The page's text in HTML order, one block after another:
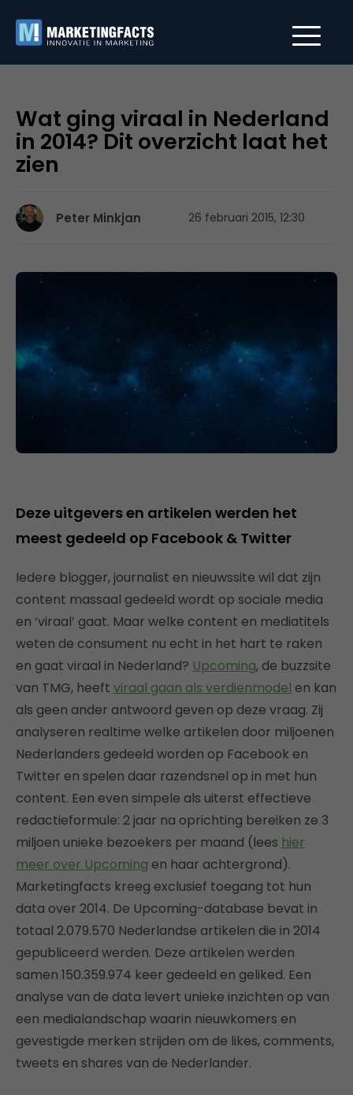
Wat ging viraal in Nederland
in 2014? Dit overzicht laat het
zien
Peter Minkjan 26 februari 2015, 12:30
Deze uitgevers en artikelen werden het
meest gedeeld op Facebook & Twitter
Iedere blogger, journalist en nieuwssite wil dat zijn
content massaal gedeeld wordt op sociale media
en ‘viraal’ gaat. Maar welke content en mediatitels
weten de consument nu echt in het hart te raken
en gaat viraal in Nederland? Upcoming, de buzzsite
van TMG, heeft viraal gaan als verdienmodel en kan
als geen ander antwoord geven op deze vraag. Zij
analyseren realtime welke artikelen door miljoenen
Nederlanders gedeeld worden op Facebook en
Twitter en spelen daar razendsnel op in met hun
content. Een even simpele als uiterst effectieve
redactieformule: 2 jaar na oprichting bereiken ze 3
miljoen unieke bezoekers per maand (lees hier
meer over Upcoming en haar achtergrond).
Marketingfacts kreeg exclusief toegang tot hun
data over 2014. De Upcoming-database bevat in
totaal 2.079.570 Nederlandse artikelen die in 2014
gepubliceerd werden. Deze artikelen werden
samen 150.359.974 keer gedeeld en geliked. Een
analyse van de data levert unieke inzichten op van
een medialandschap waarin nieuwkomers en
gevestigde merken strijden om de likes, comments,
tweets en shares van de Nederlander.